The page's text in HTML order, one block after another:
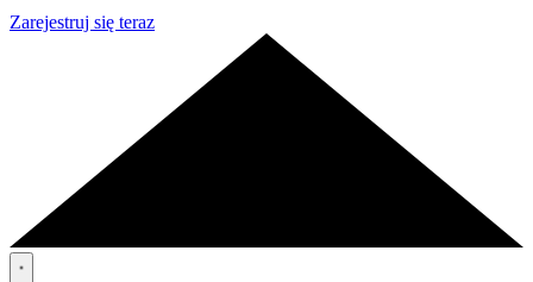
Zarejestruj się teraz